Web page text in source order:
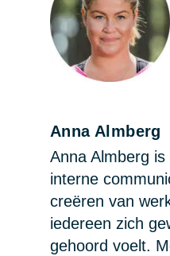
Anna Almberg
Anna Almberg
interne
creëren van
iedereen zich
gehoord voelt.